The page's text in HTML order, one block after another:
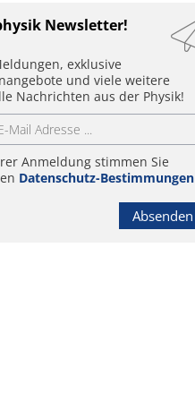
Newsletter!
exklusive
und viele weitere
Nachrichten aus der Physik!
Anmeldung stimmen Sie
Datenschutz-Bestimmungen
Absenden